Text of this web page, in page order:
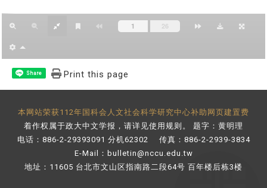
Share Print this page
本网站荣获112年国科会人文社会科学研究中心补助网页建置费
着作权属于政大中文学报，请详见使用规则 。 题字：黄明理
电话：886-2-29393091 分机62302 传真：886-2-2939-3834
E-Mail： bulletin@nccu.edu.tw
地址：11605 台北市文山区指南路二段64号 百年楼后栋3楼